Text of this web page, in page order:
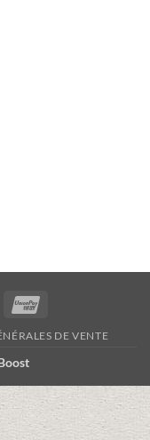
American
DE VENTE